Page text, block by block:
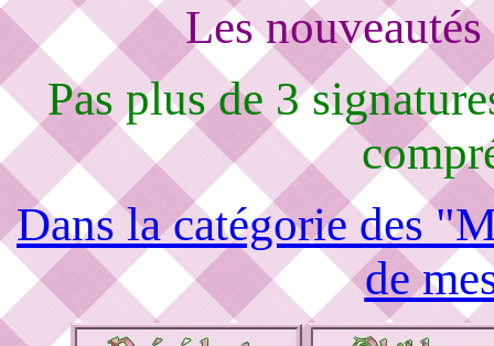
Les
Pas plus de 3
Dans la catégorie des
de